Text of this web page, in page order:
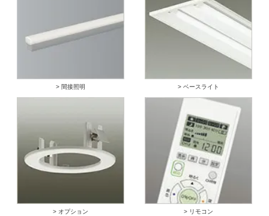
> 間接照明 > ベースライト
> オプション > リモコン